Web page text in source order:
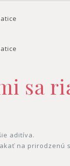
sa
aditíva.
na prirodzenú